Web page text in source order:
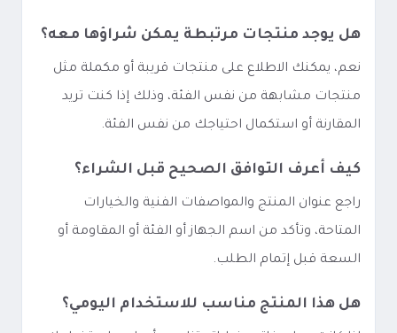
هل يوجد منتجات مرتبطة يمكن شراؤها معه؟
نعم، يمكنك الاطلاع على منتجات قريبة أو مكملة مثل
منتجات مشابهة من نفس الفئة، وذلك إذا كنت تريد
المقارنة أو استكمال احتياجك من نفس الفئة.
كيف أعرف التوافق الصحيح قبل الشراء؟
راجع عنوان المنتج والمواصفات الفنية والخيارات
المتاحة، وتأكد من اسم الجهاز أو الفئة أو المقاومة أو
السعة قبل إتمام الطلب.
هل هذا المنتج مناسب للاستخدام اليومي؟